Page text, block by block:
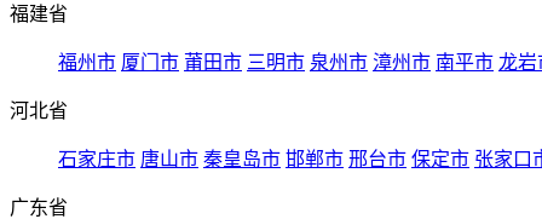
福建省
福州市 厦门市 莆田市 三明市 泉州市 漳州市 南平市 龙岩
河北省
石家庄市 唐山市 秦皇岛市 邯郸市 邢台市 保定市 张家口
广东省